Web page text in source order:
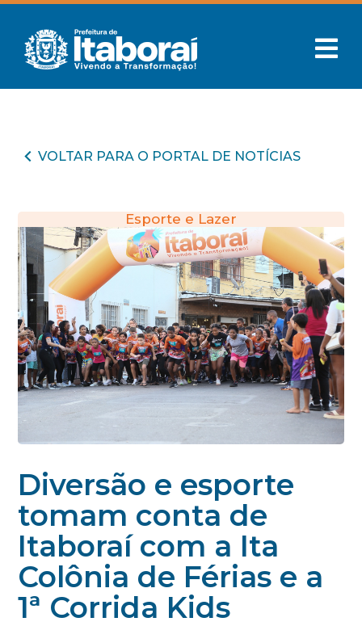
VOLTAR PARA O PORTAL DE NOTÍCIAS
Esporte e Lazer
Diversão e esporte
tomam conta de
Itaboraí com a Ita
Colônia de Férias e a
1ª Corrida Kids